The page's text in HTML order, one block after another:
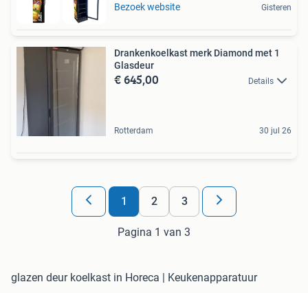
Bezoek website Gisteren
Drankenkoelkast merk Diamond met 1
Glasdeur
€ 645,00 Details
Rotterdam 30 jul 26
1 2 3
Pagina 1 van 3
glazen deur koelkast in Horeca | Keukenapparatuur